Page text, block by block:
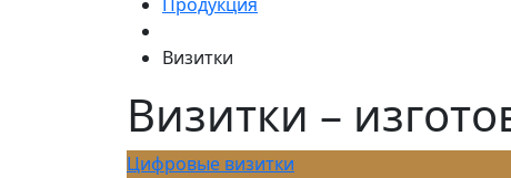
Визитки
Визитки –
Цифровые визитки